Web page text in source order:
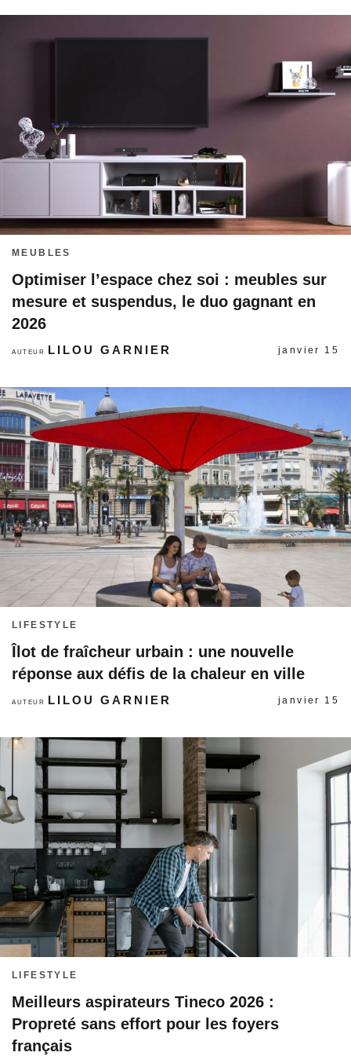
MEUBLES
Optimiser l’espace chez soi : meubles sur
mesure et suspendus, le duo gagnant en
2026
AUTEUR LILOU GARNIER janvier 15
LIFESTYLE
Îlot de fraîcheur urbain : une nouvelle
réponse aux défis de la chaleur en ville
AUTEUR LILOU GARNIER janvier 15
LIFESTYLE
Meilleurs aspirateurs Tineco 2026 :
Propreté sans effort pour les foyers
français